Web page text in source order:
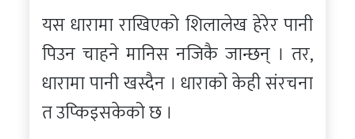
यस धारामा राखिएको शिलालेख हेरेर पानी
पिउन चाहने मानिस नजिकै जान्छन् । तर,
धारामा पानी खस्दैन । धाराको केही संरचना
त उप्किइसकेको छ ।